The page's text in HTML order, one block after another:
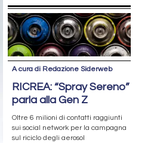
A cura di Redazione Siderweb
RICREA: “Spray Sereno”
parla alla Gen Z
Oltre 6 milioni di contatti raggiunti
sui social network per la campagna
sul riciclo degli aerosol